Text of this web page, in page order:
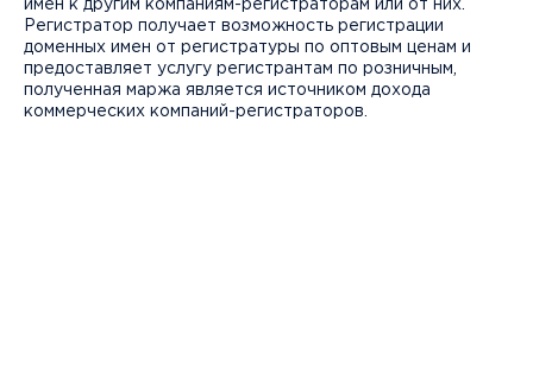
имен к другим компаниям-регистраторам или от них.
Регистратор получает возможность регистрации
доменных имен от регистратуры по оптовым ценам и
предоставляет услугу регистрантам по розничным,
полученная маржа является источником дохода
коммерческих компаний-регистраторов.